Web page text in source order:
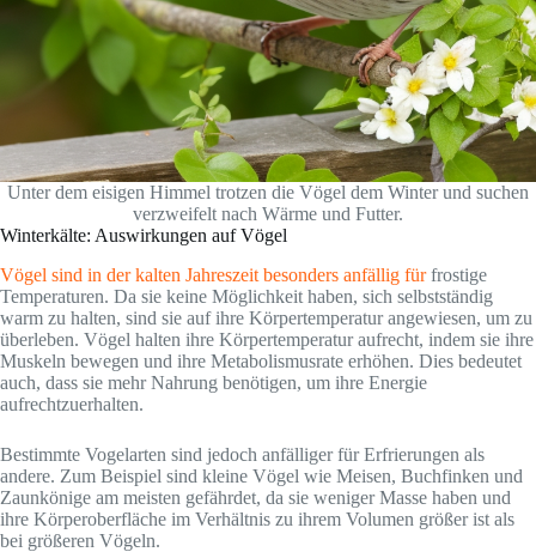
Unter dem eisigen Himmel trotzen die Vögel dem Winter und suchen
verzweifelt nach Wärme und Futter.
Winterkälte: Auswirkungen auf Vögel
Vögel sind in der kalten Jahreszeit besonders anfällig fürfrostige
Temperaturen. Da sie keine Möglichkeit haben, sich selbstständig
warm zu halten, sind sie auf ihre Körpertemperatur angewiesen, um zu
überleben. Vögel halten ihre Körpertemperatur aufrecht, indem sie ihre
Muskeln bewegen und ihre Metabolismusrate erhöhen. Dies bedeutet
auch, dass sie mehr Nahrung benötigen, um ihre Energie
aufrechtzuerhalten.
Bestimmte Vogelarten sind jedoch anfälliger für Erfrierungen als
andere. Zum Beispiel sind kleine Vögel wie Meisen, Buchfinken und
Zaunkönige am meisten gefährdet, da sie weniger Masse haben und
ihre Körperoberfläche im Verhältnis zu ihrem Volumen größer ist als
bei größeren Vögeln.